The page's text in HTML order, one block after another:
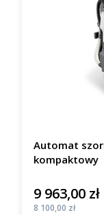
Automat
kompaktowy
Cena
9 963,00 zł
Cena
8 100,00 zł